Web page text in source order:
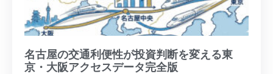
名古屋の交通利便性が投資判断を変える東
京・大阪アクセスデータ完全版